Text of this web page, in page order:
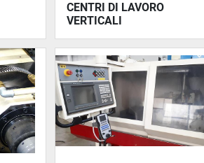
CENTRI DI LAVORO
VERTICALI